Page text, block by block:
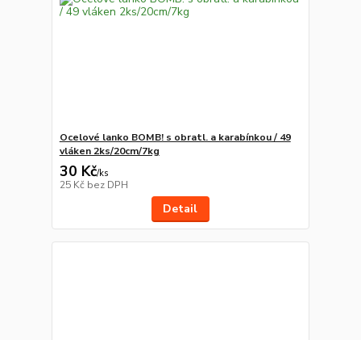
Ocelové lanko BOMB! s obratl. a karabínkou / 49
vláken 2ks/20cm/7kg
30 Kč/ks
25 Kč bez DPH
Detail